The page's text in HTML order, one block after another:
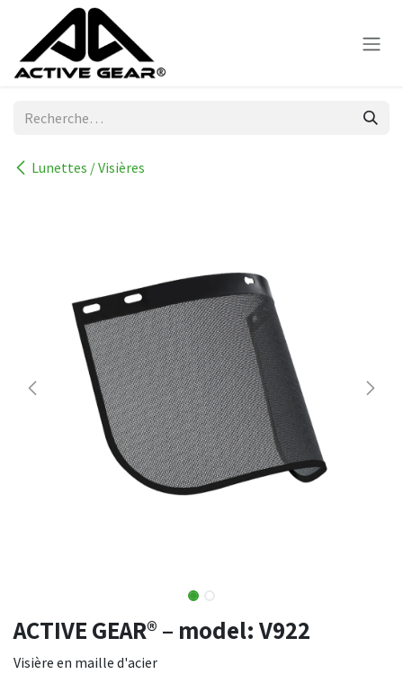
Se rendre au contenu
Lunettes / Visières
ACTIVE GEAR® – model: V922
Visière en maille d'acier